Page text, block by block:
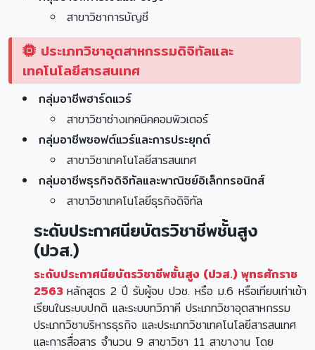
สาขาวิชาการบัญชี
ประเภทวิชาอุตสาหกรรมดิจิทัลและ
เทคโนโลยีสารสนเทศ
กลุ่มอาชีพฮาร์ดแวร์
สาขาวิชาช่างเทคนิคคอมพิวเตอร์
กลุ่มอาชีพซอฟต์แวร์และการประยุกต์
สาขาวิชาเทคโนโลยีสารสนเทศ
กลุ่มอาชีพธุรกิจดิจิทัลและพาณิชย์อิเล็กทรอนิกส์
สาขาวิชาเทคโนโลยีธุรกิจดิจิทัล
ระดับประกาศนียบัตรวิชาชีพชั้นสูง
(ปวส.)
ระดับประกาศนียบัตรวิชาชีพชั้นสูง (ปวส.) พุทธศักราช
2563 หลักสูตร 2 ปี รับผู้จบ ปวช. หรือ ม.6 หรือเทียบเท่าเข้า
เรียนในระบบปกติ และระบบทวิภาคี ประเภทวิชาอุตสาหกรรม
ประเภทวิชาบริหารธุรกิจ และประเภทวิชาเทคโนโลยีสารสนเทศ
และการสื่อสาร จำนวน 9 สาขาวิชา 11 สาขางาน โดย